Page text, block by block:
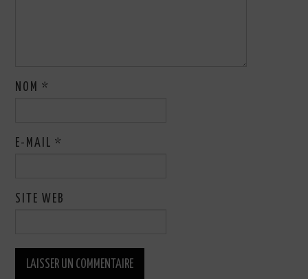
NOM*
E-MAIL*
SITE WEB